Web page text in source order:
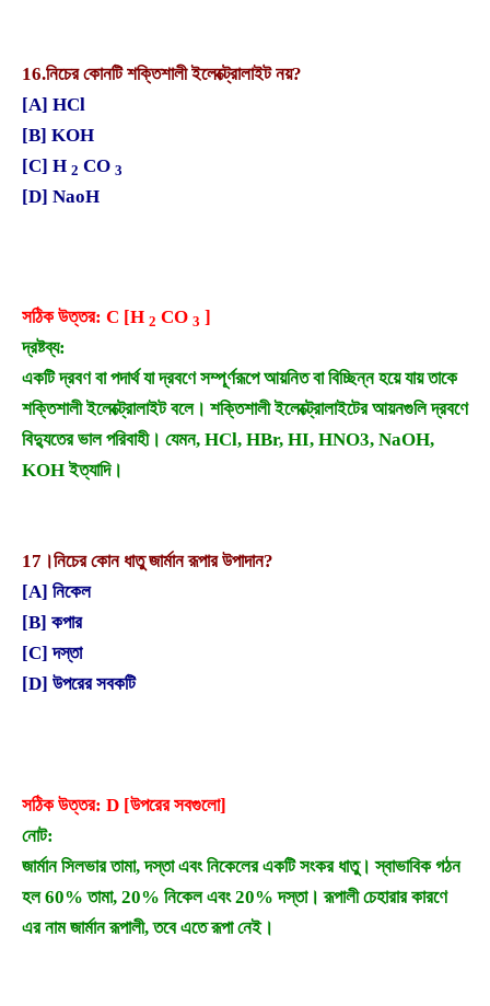
16.নিচের কোনটি শক্তিশালী ইলেক্ট্রোলাইট নয়?
[A] HCl
[B] KOH
[C] H 2 CO 3
[D] NaoH
সঠিক উত্তর: C [H 2 CO 3 ]
দ্রষ্টব্য:
একটি দ্রবণ বা পদার্থ যা দ্রবণে সম্পূর্ণরূপে আয়নিত বা বিচ্ছিন্ন হয়ে যায় তাকে
শক্তিশালী ইলেক্ট্রোলাইট বলে। শক্তিশালী ইলেক্ট্রোলাইটের আয়নগুলি দ্রবণে
বিদ্যুতের ভাল পরিবাহী। যেমন, HCl, HBr, HI, HNO3, NaOH,
KOH ইত্যাদি।
17।নিচের কোন ধাতু জার্মান রূপার উপাদান?
[A] নিকেল
[B] কপার
[C] দস্তা
[D] উপরের সবকটি
সঠিক উত্তর: D [উপরের সবগুলো]
নোট:
জার্মান সিলভার তামা, দস্তা এবং নিকেলের একটি সংকর ধাতু। স্বাভাবিক গঠন
হল 60% তামা, 20% নিকেল এবং 20% দস্তা। রূপালী চেহারার কারণে
এর নাম জার্মান রূপালী, তবে এতে রূপা নেই।